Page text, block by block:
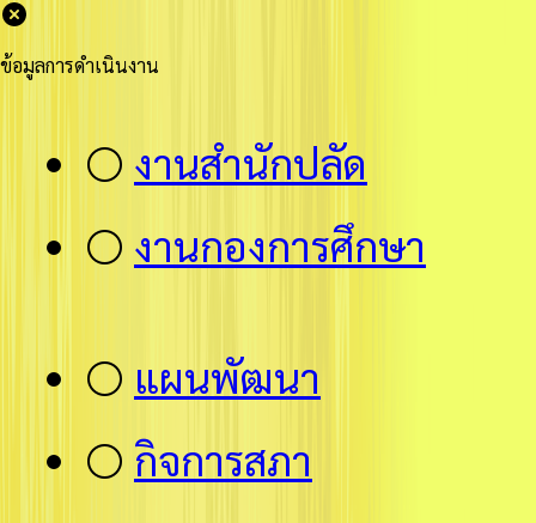
ข้อมูลการดำเนินงาน
⚪ งานสำนักปลัด
⚪ งานกองการศึกษา
⚪ แผนพัฒนา
⚪ กิจการสภา